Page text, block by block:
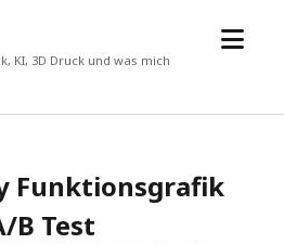
KI, 3D Druck und was mich
Menü
Funktionsgrafik
B Test